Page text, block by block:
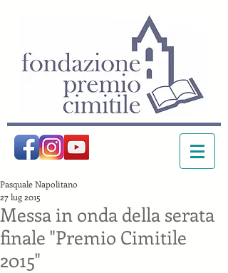
Messa in onda della serata
finale "Premio Cimitile
2015"
Pasquale Napolitano
27 lug 2015